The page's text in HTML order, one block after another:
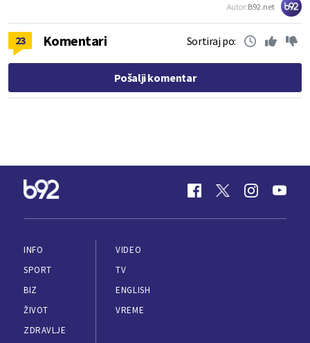
Autor:B92.net
23 Komentari Sortiraj po:
Pošalji komentar
INFO
SPORT
BIZ
ŽIVOT
ZDRAVLJE
VIDEO
TV
ENGLISH
VREME